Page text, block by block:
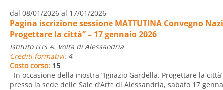
dal 08/01/2026 al 17/01/2026
Pagina iscrizione sessione MATTUTINA Convegno
Progettare la città” – 17 gennaio 2026
Istituto ITIS A. Volta di Alessandria
Crediti formativi:4
Costo corso: 15
In occasione della mostra “Ignazio Gardella. Progettare la
presso la sede delle Sale d’Arte di Alessandria, sabato 17